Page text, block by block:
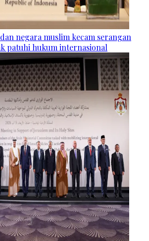
negara muslim kecam serangan
patuhi hukum internasional